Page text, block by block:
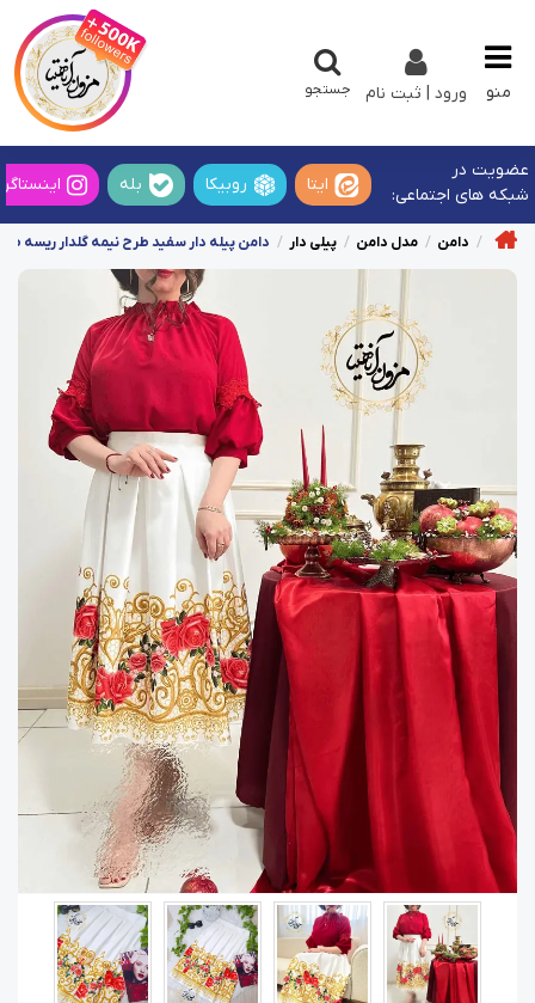
منو ورود | ثبت نام جستجو
عضویت در
شبکه های اجتماعی:
ایتا روبیکا بله
دامن مدل دامن پیلی دار دامن پیله دار سفید طرح نیمه گلدار ریسه